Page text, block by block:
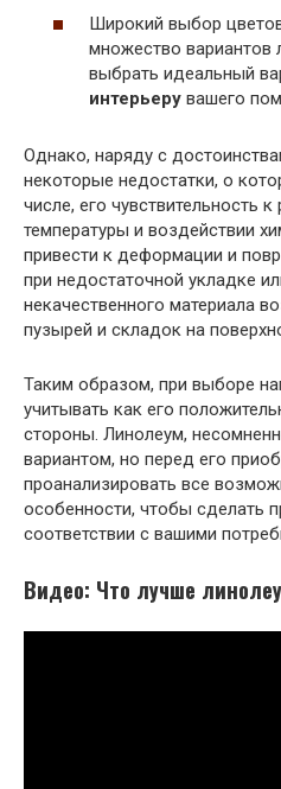
Широкий выбор
множество
выбрать идеальный
интерьеру вашего
Однако, наряду с
некоторые недостатки, о
числе, его чувствительность
температуры и воздействии
привести к деформации и
при недостаточной укладке
некачественного материала
пузырей и складок на
Таким образом, при выборе
учитывать как его
стороны. Линолеум,
вариантом, но перед его
проанализировать все
особенности, чтобы сделать
соответствии с вашими
Видео: Что лучше